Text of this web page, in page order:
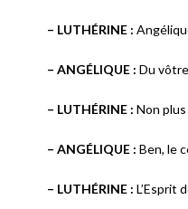
– LUTHÉRINE :
– ANGÉLIQUE : Du
– LUTHÉRINE : Non plus
– ANGÉLIQUE : Ben, le
– LUTHÉRINE : L’Esprit